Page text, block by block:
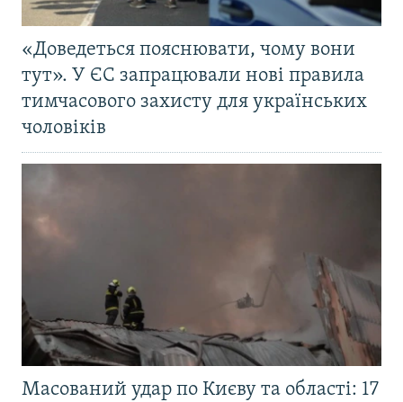
«Доведеться пояснювати, чому вони
тут». У ЄС запрацювали нові правила
тимчасового захисту для українських
чоловіків
Масований удар по Києву та області: 17